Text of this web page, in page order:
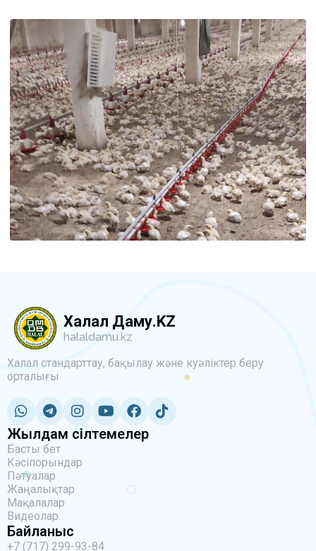
Халал Даму.KZ
halaldamu.kz
Халал стандарттау, бақылау және куәліктер беру
орталығы
Жылдам сілтемелер
Басты бет
Кәсіпорындар
Пәтуалар
Жаңалықтар
Мақалалар
Видеолар
Байланыс
+7 (717) 299-93-84